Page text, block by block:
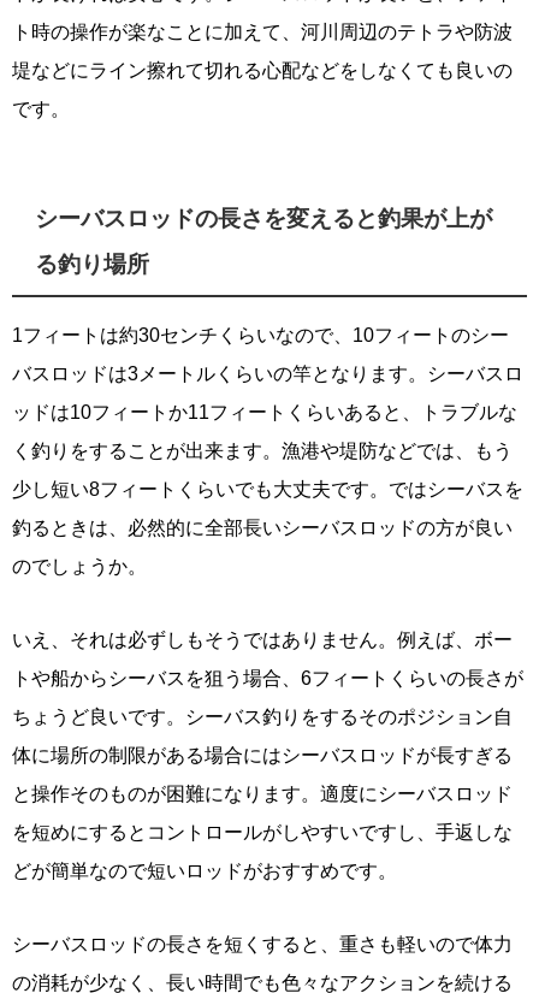
ト時の操作が楽なことに加えて、河川周辺のテトラや防波
堤などにライン擦れて切れる心配などをしなくても良いの
です。
シーバスロッドの長さを変えると釣果が上が
る釣り場所
1フィートは約30センチくらいなので、10フィートのシー
バスロッドは3メートルくらいの竿となります。シーバスロ
ッドは10フィートか11フィートくらいあると、トラブルな
く釣りをすることが出来ます。漁港や堤防などでは、もう
少し短い8フィートくらいでも大丈夫です。ではシーバスを
釣るときは、必然的に全部長いシーバスロッドの方が良い
のでしょうか。
いえ、それは必ずしもそうではありません。例えば、ボー
トや船からシーバスを狙う場合、6フィートくらいの長さが
ちょうど良いです。シーバス釣りをするそのポジション自
体に場所の制限がある場合にはシーバスロッドが長すぎる
と操作そのものが困難になります。適度にシーバスロッド
を短めにするとコントロールがしやすいですし、手返しな
どが簡単なので短いロッドがおすすめです。
シーバスロッドの長さを短くすると、重さも軽いので体力
の消耗が少なく、長い時間でも色々なアクションを続ける